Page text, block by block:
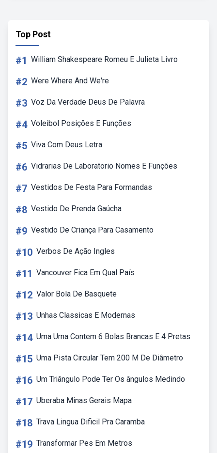
Top Post
#1 William Shakespeare Romeu E Julieta Livro
#2 Were Where And We're
#3 Voz Da Verdade Deus De Palavra
#4 Voleibol Posições E Funções
#5 Viva Com Deus Letra
#6 Vidrarias De Laboratorio Nomes E Funções
#7 Vestidos De Festa Para Formandas
#8 Vestido De Prenda Gaúcha
#9 Vestido De Criança Para Casamento
#10 Verbos De Ação Ingles
#11 Vancouver Fica Em Qual País
#12 Valor Bola De Basquete
#13 Unhas Classicas E Modernas
#14 Uma Urna Contem 6 Bolas Brancas E 4 Pretas
#15 Uma Pista Circular Tem 200 M De Diâmetro
#16 Um Triângulo Pode Ter Os ângulos Medindo
#17 Uberaba Minas Gerais Mapa
#18 Trava Lingua Dificil Pra Caramba
#19 Transformar Pes Em Metros